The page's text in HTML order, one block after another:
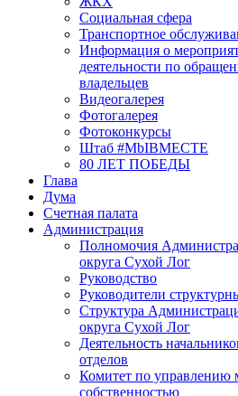
Социальная сфера
Транспортное
Информация о
деятельности по
владельцев
Видеогалерея
Фотогалерея
Фотоконкурсы
Штаб #MbIBMECTE
80 ЛЕТ ПОБЕДЫ
Глава
Дума
Счетная палата
Администрация
Полномочия
округа Сухой Лог
Руководство
Руководители
Структура
округа Сухой Лог
Деятельность
отделов
Комитет по управлению
собственностью